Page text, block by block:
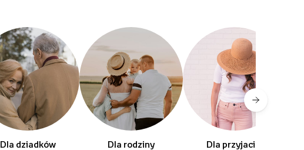
Dla dziadków Dla rodziny Dla przyjaciól